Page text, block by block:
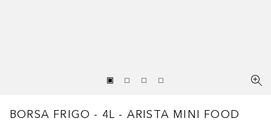
BORSA FRIGO - 4L - ARISTA MINI FOOD